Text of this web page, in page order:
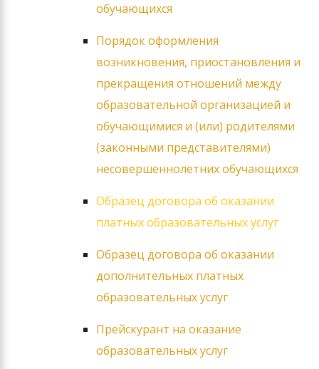
обучающихся
Порядок оформления
возникновения, приостановления и
прекращения отношений между
образовательной организацией и
обучающимися и (или) родителями
(законными представителями)
несовершеннолетних обучающихся
Образец договора об оказании
платных образовательных услуг
Образец договора об оказании
дополнительных платных
образовательных услуг
Прейскурант на оказание
образовательных услуг